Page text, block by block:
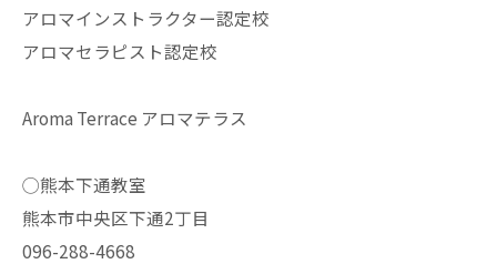
アロマインストラクター認定校
アロマセラピスト認定校
Aroma Terrace アロマテラス
◯熊本下通教室
熊本市中央区下通2丁目
096-288-4668